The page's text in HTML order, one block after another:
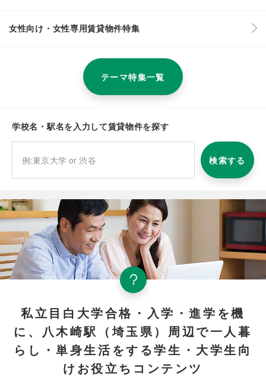
女性向け・女性専用賃貸物件特集
テーマ特集一覧
学校名・駅名を入力して賃貸物件を探す
検索する
私立目白大学合格・入学・進学を機
に、八木崎駅（埼玉県）周辺で一人暮
らし・単身生活をする学生・大学生向
けお役立ちコンテンツ